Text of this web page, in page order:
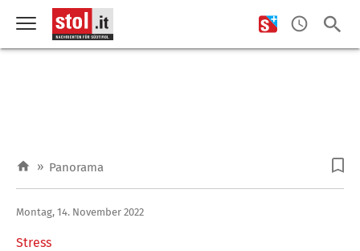
» Panorama
Stress
Montag, 14. November 2022